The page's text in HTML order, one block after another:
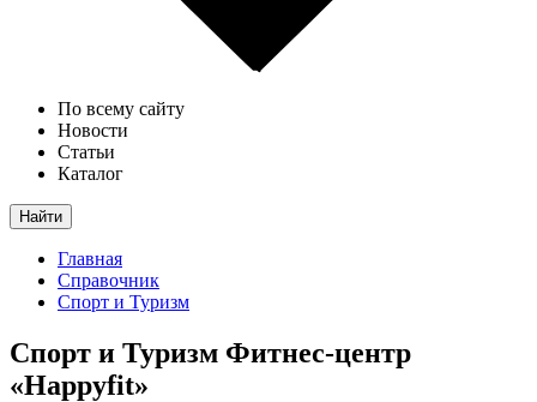
По всему сайту
Новости
Статьи
Каталог
Найти
Главная
Справочник
Спорт и Туризм
Спорт и Туризм Фитнес-центр
«Happyfit»